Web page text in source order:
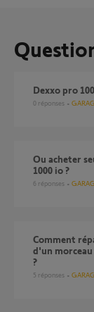
Dexxo pro
0 réponses
Ou acheter seulement le chariot de débrayage dexxo pro
1000 io ?
6 réponses
Comment réparer mon DEXXO PRO 1000 IO suite rupture
d'un morceau
?
5 réponses